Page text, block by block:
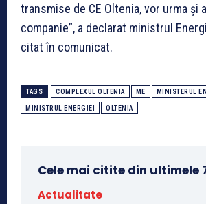
transmise de CE Oltenia, vor urma și
companie”, a declarat ministrul
citat în comunicat.
TAGS COMPLEXUL OLTENIA ME MINISTERUL
MINISTRUL ENERGIEI OLTENIA
Cele mai citite din ultimele
Actualitate